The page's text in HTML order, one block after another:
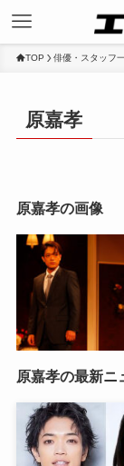
TOP 俳優・スタッフ
原嘉孝
原嘉孝の画像
原嘉孝の最新ニ